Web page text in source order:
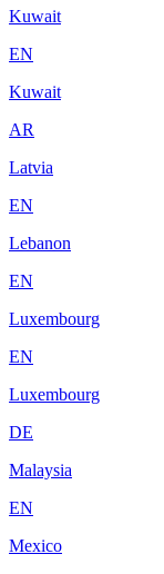
Kuwait
EN
Kuwait
AR
Latvia
EN
Lebanon
EN
Luxembourg
EN
Luxembourg
DE
Malaysia
EN
Mexico